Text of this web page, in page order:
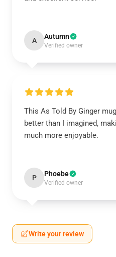
A Autumn
Verified owner
This As Told By Ginger
better than I imagined,
much more enjoyable.
P Phoebe
Verified owner
Write your review